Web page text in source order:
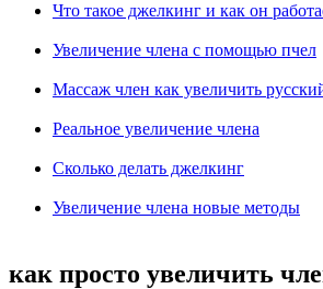
Что такое джелкинг и как он
Увеличение члена с помощью пчел
Массаж член как увеличить
Реальное увеличение члена
Сколько делать джелкинг
Увеличение члена новые методы
как просто увеличить